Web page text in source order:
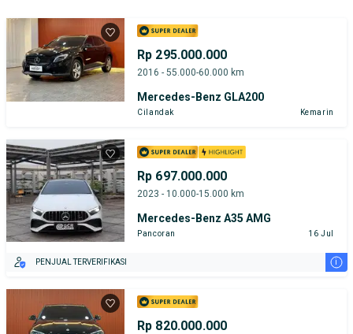
Rp 295.000.000
2016 - 55.000-60.000 km
Mercedes-Benz GLA200
Cilandak Kemarin
Rp 697.000.000
2023 - 10.000-15.000 km
Mercedes-Benz A35 AMG
Pancoran 16 Jul
PENJUAL TERVERIFIKASI i
Rp 820.000.000